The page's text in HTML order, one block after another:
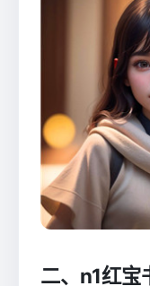
二、n1红宝